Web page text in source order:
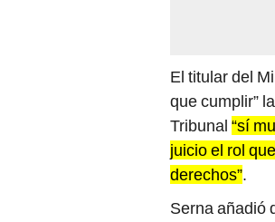
El titular del
que cumplir”
Tribunal “sí
juicio el rol
derechos”.
Serna añadió